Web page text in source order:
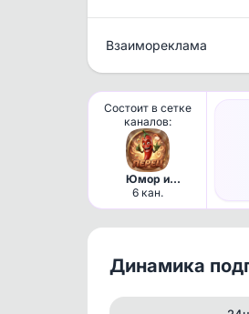
Взаимореклама
Состоит в сетке
каналов:
Юмор и
развлечения
6 кан.
Динамика